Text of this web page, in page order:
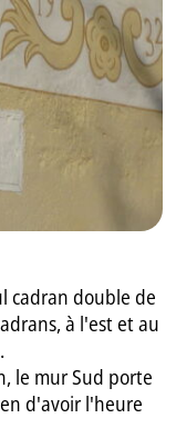
cadran double de
à l'est et au
le mur Sud porte
d'avoir l'heure